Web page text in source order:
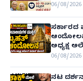
06/08/2026
ಸರ್ಕಾರದ
ಅಧ್ಯಕ್ಷ
06/08/2026
ನಟ